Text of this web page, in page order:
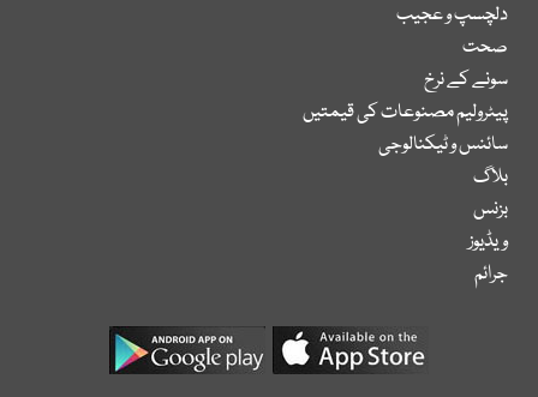
دلچسپ و عجیب
صحت
سونے کے نرخ
پیٹرولیم مصنوعات کی قیمتیں
سائنس و ٹیکنالوجی
بلاگ
بزنس
ویڈیوز
جرائم